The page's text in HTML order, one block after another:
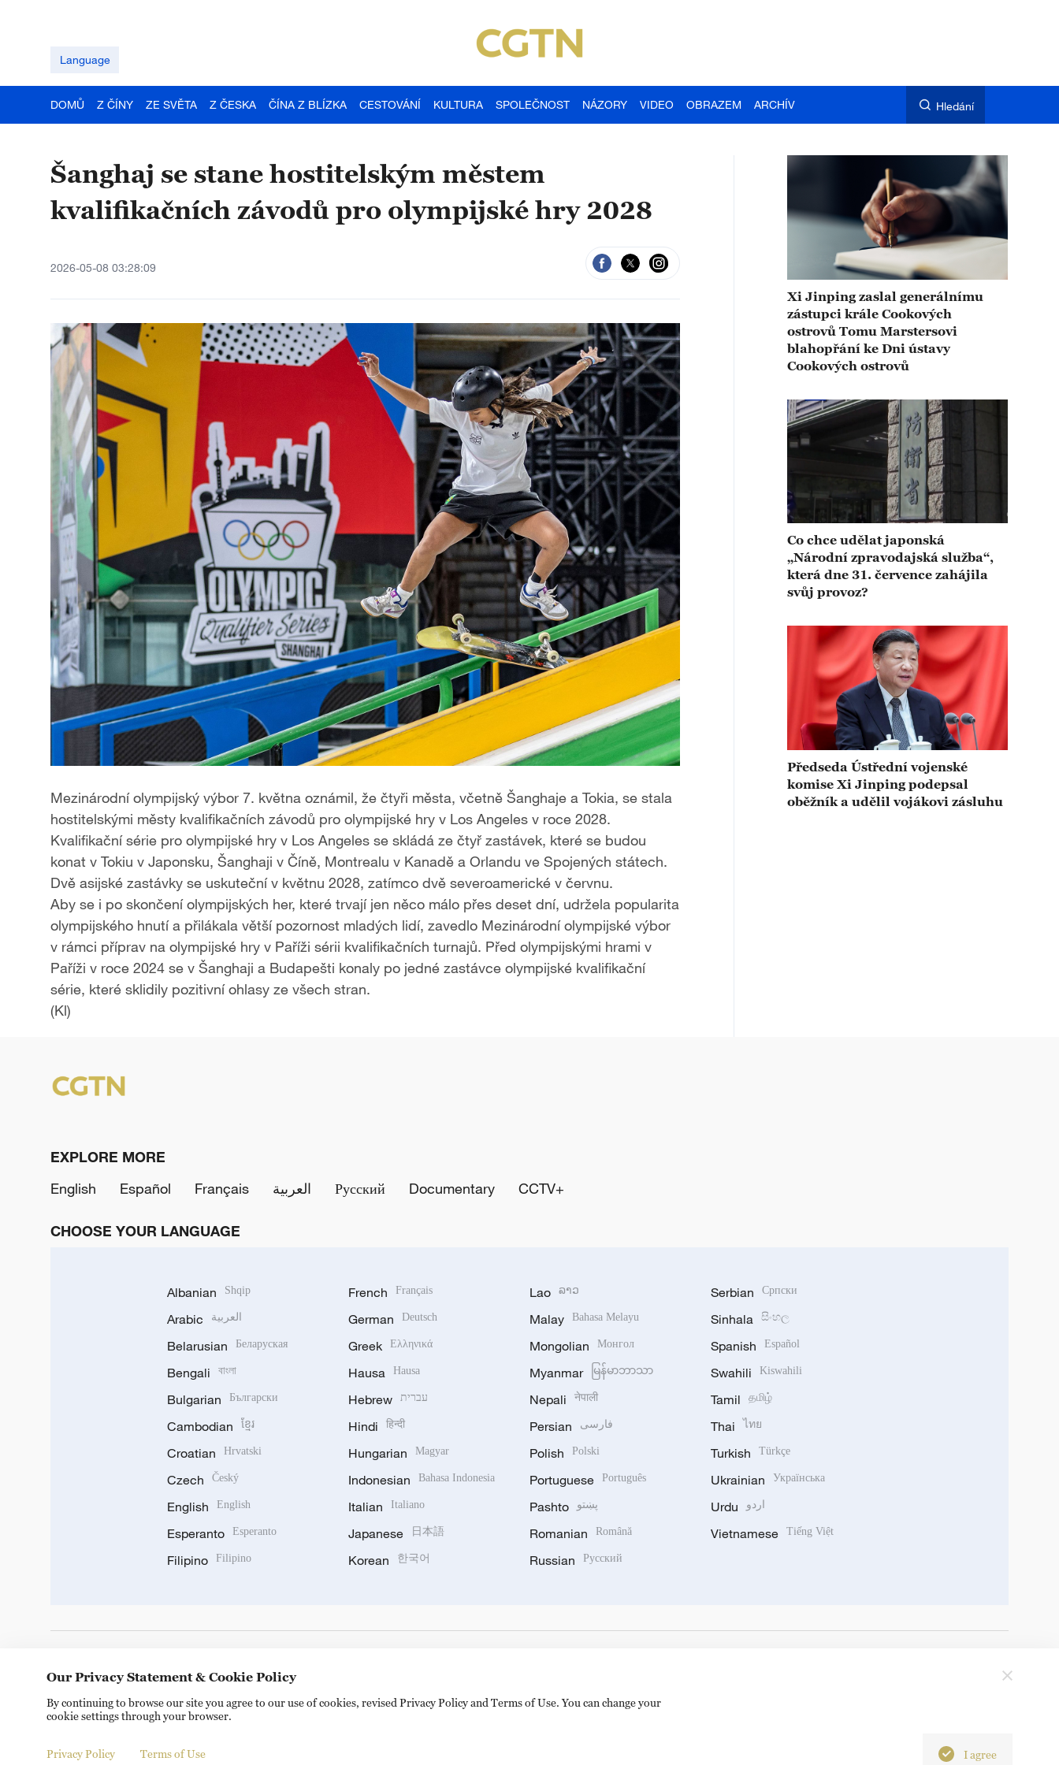
Language
DOMŮ Z ČÍNY ZE SVĚTA Z ČESKA ČÍNA Z BLÍZKA CESTOVÁNÍ KULTURA SPOLEČNOST NÁZORY VIDEO OBRAZEM ARCHÍV Hledání
Šanghaj se stane hostitelským městem
kvalifikačních závodů pro olympijské hry 2028
2026-05-08 03:28:09
Mezinárodní olympijský výbor 7. května oznámil, že čtyři města, včetně Šanghaje a Tokia, se stala
hostitelskými městy kvalifikačních závodů pro olympijské hry v Los Angeles v roce 2028.
Kvalifikační série pro olympijské hry v Los Angeles se skládá ze čtyř zastávek, které se budou
konat v Tokiu v Japonsku, Šanghaji v Číně, Montrealu v Kanadě a Orlandu ve Spojených státech.
Dvě asijské zastávky se uskuteční v květnu 2028, zatímco dvě severoamerické v červnu.
Aby se i po skončení olympijských her, které trvají jen něco málo přes deset dní, udržela popularita
olympijského hnutí a přilákala větší pozornost mladých lidí, zavedlo Mezinárodní olympijské výbor
v rámci příprav na olympijské hry v Paříži sérii kvalifikačních turnajů. Před olympijskými hrami v
Paříži v roce 2024 se v Šanghaji a Budapešti konaly po jedné zastávce olympijské kvalifikační
série, které sklidily pozitivní ohlasy ze všech stran.
(Kl)
Xi Jinping zaslal generálnímu
zástupci krále Cookových
ostrovů Tomu Marstersovi
blahopřání ke Dni ústavy
Cookových ostrovů
Co chce udělat japonská
„Národní zpravodajská služba“,
která dne 31. července zahájila
svůj provoz?
Předseda Ústřední vojenské
komise Xi Jinping podepsal
oběžník a udělil vojákovi zásluhu
EXPLORE MORE
English
Español Français العربية Русский Documentary CCTV+
CHOOSE YOUR LANGUAGE
Albanian Shqip
Arabic العربية
Belarusian Беларуская
Bengali বাংলা
Bulgarian Български
Cambodian ខ្មែរ
Croatian Hrvatski
Czech Český
English English
Esperanto Esperanto
Filipino Filipino
French Français
German Deutsch
Greek Ελληνικά
Hausa Hausa
Hebrew עברית
Hindi हिन्दी
Hungarian Magyar
Indonesian Bahasa Indonesia
Italian Italiano
Japanese 日本語
Korean 한국어
Lao ລາວ
Malay Bahasa Melayu
Mongolian Монгол
Myanmar မြန်မာဘာသာ
Nepali नेपाली
Persian فارسی
Polish Polski
Portuguese Português
Pashto پښتو
Romanian Română
Russian Русский
Serbian Српски
Sinhala සිංහල
Spanish Español
Swahili Kiswahili
Tamil தமிழ்
Thai ไทย
Turkish Türkçe
Ukrainian Українська
Urdu اردو
Vietnamese Tiếng Việt
Copyright © 2024 CGTN. 京ICP备20000184号
Our Privacy Statement & Cookie Policy
By continuing to browse our site you agree to our use of cookies, revised Privacy Policy and Terms of Use. You can change your
cookie settings through your browser.
Privacy Policy Terms of Use I agree